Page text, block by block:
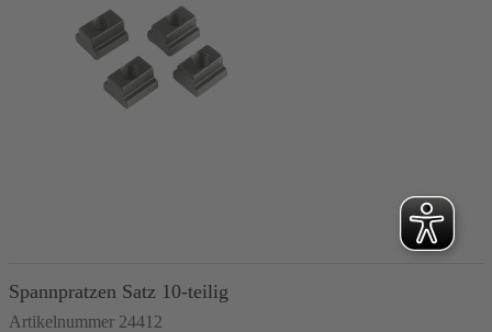
Spannpratzen Satz 10-teilig
Artikelnummer 24412